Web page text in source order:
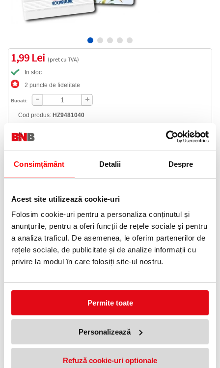
Consimțământ Detalii Despre
Acest site utilizează cookie-uri
Folosim cookie-uri pentru a personaliza conținutul și
anunțurile, pentru a oferi funcții de rețele sociale și pentru
a analiza traficul. De asemenea, le oferim partenerilor de
rețele sociale, de publicitate și de analize informații cu
privire la modul în care folosiți site-ul nostru.
Permite toate
Personalizează
Refuză cookie-uri optionale
1,99 Lei (pret cu TVA)
In stoc
2 puncte de fidelitate
Bucati:
Cod produs: HZ9481040
Informatii livrare
Telefon:
Adauga in wishlist
Descriere Vocabular, 24 file, Little Friends,
diverse modele, Herlitz
Tip produs: Caiet capsat
Liniatură: patratele
Mărime: 120X170mm
Specificatii
Speciale
Numar file
24-42
Carton
Primar